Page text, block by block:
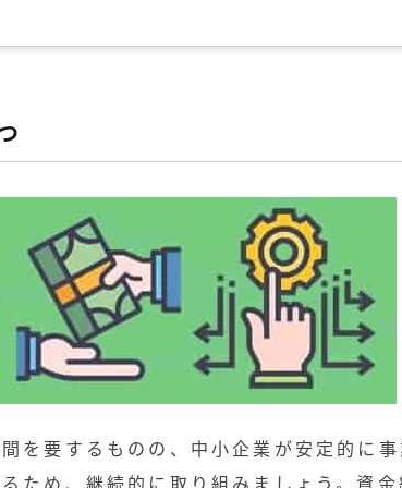
を要するものの、中小企業が安定的に
ため、継続的に取り組みましょう。資